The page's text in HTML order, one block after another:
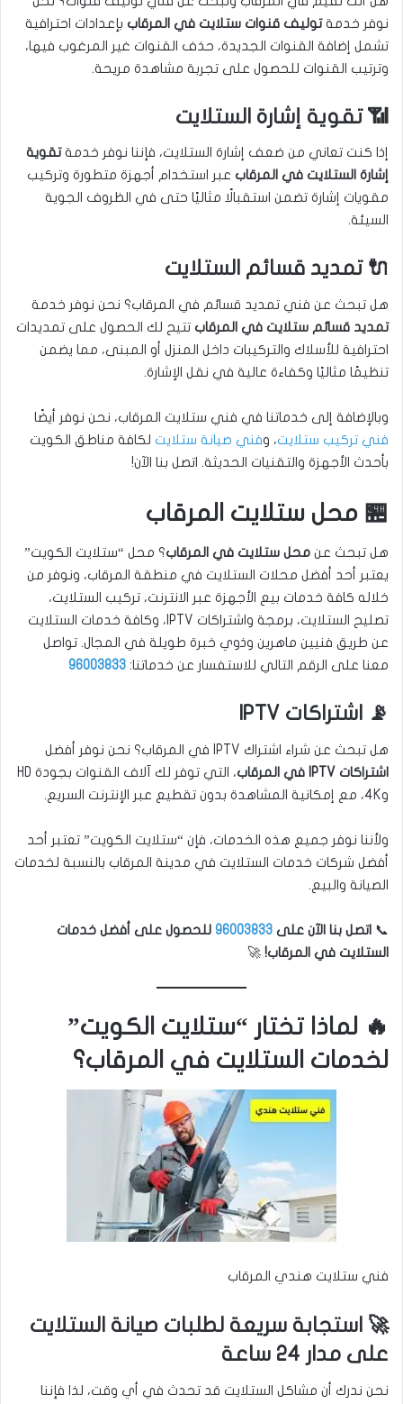
نوفر خدمةتوليف قنوات ستلايت في المرقاب بإعدادات احترافية
تشمل إضافة القنوات الجديدة، حذف القنوات غير المرغوب فيها،
وترتيب القنوات للحصول على تجربة مشاهدة مريحة.
📶 تقوية إشارة الستلايت
إذا كنت تعاني من ضعف إشارة الستلايت، فإننا نوفر خدمةتقوية
إشارة الستلايت في المرقاب عبر استخدام أجهزة متطورة وتركيب
مقويات إشارة تضمن استقبالًا مثاليًا حتى في الظروف الجوية
السيئة.
🔌 تمديد قسائم الستلايت
هل تبحث عن فني تمديد قسائم في المرقاب؟ نحن نوفر خدمة
تمديد قسائم ستلايت في المرقاب تتيح لك الحصول على تمديدات
احترافية للأسلاك والتركيبات داخل المنزل أو المبنى، مما يضمن
تنظيمًا مثاليًا وكفاءة عالية في نقل الإشارة.
وبالإضافة إلى خدماتنا في فني ستلايت المرقاب، نحن نوفر أيضًا
فني تركيب ستلايت، وفني صيانة ستلايت لكافة مناطق الكويت
بأحدث الأجهزة والتقنيات الحديثة. اتصل بنا الآن!
🏪 محل ستلايت المرقاب
هل تبحث عن محل ستلايت في المرقاب؟ محل “ستلايت الكويت”
يعتبر أحد أفضل محلات الستلايت في منطقة المرقاب، ونوفر من
خلاله كافة خدمات بيع الأجهزة عبر الانترنت، تركيب الستلايت،
تصليح الستلايت، برمجة واشتراكات IPTV، وكافة خدمات الستلايت
عن طريق فنيين ماهرين وذوي خبرة طويلة في المجال. تواصل
معنا على الرقم التالي للاستفسار عن خدماتنا: 96003833
📡 اشتراكات IPTV
هل تبحث عن شراء اشتراك IPTV في المرقاب؟ نحن نوفر أفضل
اشتراكات IPTV في المرقاب
، التي توفر لك آلاف القنوات بجودة HD
و4K، مع إمكانية المشاهدة بدون تقطيع عبر الإنترنت السريع.
ولأننا نوفر جميع هذه الخدمات، فإن “ستلايت الكويت” تعتبر أحد
أفضل شركات خدمات الستلايت في مدينة المرقاب بالنسبة لخدمات
الصيانة والبيع.
📞 اتصل بنا الآن على 96003833 للحصول على أفضل خدمات
الستلايت في المرقاب! 🚀
🔥 لماذا تختار “ستلايت الكويت”
لخدمات الستلايت في المرقاب؟
فني ستلايت هندي المرقاب
🚀 استجابة سريعة لطلبات صيانة الستلايت
على مدار 24 ساعة
نحن ندرك أن مشاكل الستلايت قد تحدث في أي وقت، لذا فإننا